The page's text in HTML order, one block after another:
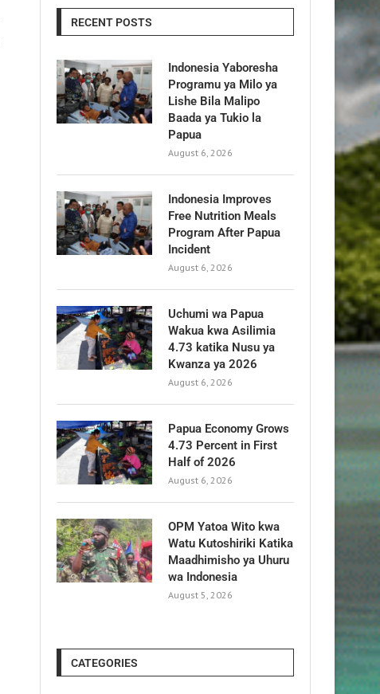
RECENT POSTS
Indonesia Yaboresha
Programu ya Milo ya
Lishe Bila Malipo
Baada ya Tukio la
Papua
August 6, 2026
Indonesia Improves
Free Nutrition Meals
Program After Papua
Incident
August 6, 2026
Uchumi wa Papua
Wakua kwa Asilimia
4.73 katika Nusu ya
Kwanza ya 2026
August 6, 2026
Papua Economy Grows
4.73 Percent in First
Half of 2026
August 6, 2026
OPM Yatoa Wito kwa
Watu Kutoshiriki Katika
Maadhimisho ya Uhuru
wa Indonesia
August 5, 2026
CATEGORIES